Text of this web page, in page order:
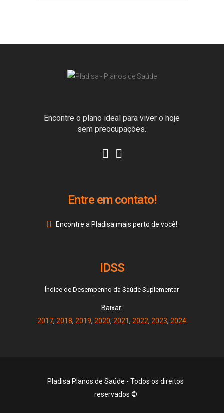
Encontre o plano ideal para viver o hoje
sem preocupações.
Entre em contato!
Encontre a Pladisa mais perto de você!
IDSS
Índice de Desempenho da Saúde Suplementar
Baixar:
2017, 2018, 2019, 2020, 2021, 2022, 2023, 2024
Pladisa Planos de Saúde - Todos os direitos
reservados ©